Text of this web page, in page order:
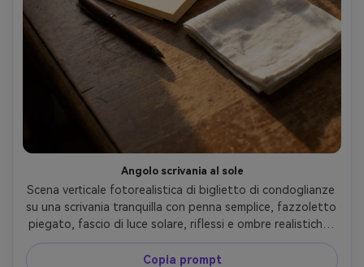
Angolo scrivania al sole
Scena verticale fotorealistica di biglietto di condoglianze
su una scrivania tranquilla con penna semplice, fazzoletto
piegato, fascio di luce solare, riflessi e ombre realistiche,
atmosfera rispettosa, nessun testo leggibile, nessuna
lettera, obiettivo 35mm stile documentaristico --ar 4:5
Copia prompt